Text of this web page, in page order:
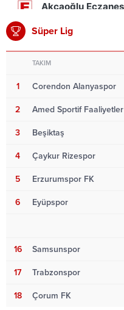
Süper Lig
TAKIM
1 Corendon Alanyaspor
2 Amed Sportif Faaliyetler
3 Beşiktaş
4 Çaykur Rizespor
5 Erzurumspor FK
6 Eyüpspor
16 Samsunspor
17 Trabzonspor
18 Çorum FK